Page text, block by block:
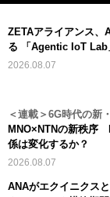
ZETAアライアンス、
る 「Agentic IoT Lab
2026.08.07
＜連載＞6G時代の新
MNO×NTNの新秩序
係は変化するか？
2026.08.07
ANAがエクイニクス